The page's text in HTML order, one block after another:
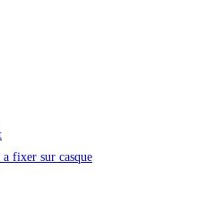
fixer sur casque